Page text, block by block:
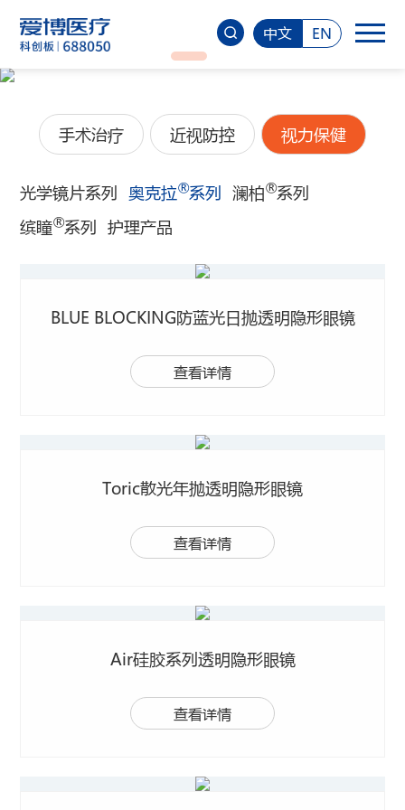
中文 EN
手术治疗 近视防控 视力保健
光学镜片系列 奥克拉®系列 澜柏®系列
缤瞳®系列 护理产品
BLUE BLOCKING防蓝光日抛透明隐形眼镜
查看详情
Toric散光年抛透明隐形眼镜
查看详情
Air硅胶系列透明隐形眼镜
查看详情